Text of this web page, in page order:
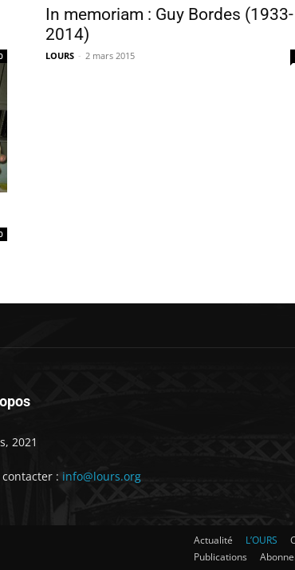
In memoriam : Guy Bordes (1933-
2014)
LOURS - 2 mars 2015
2021
: info@lours.org
Actualité L’OURS
Publications